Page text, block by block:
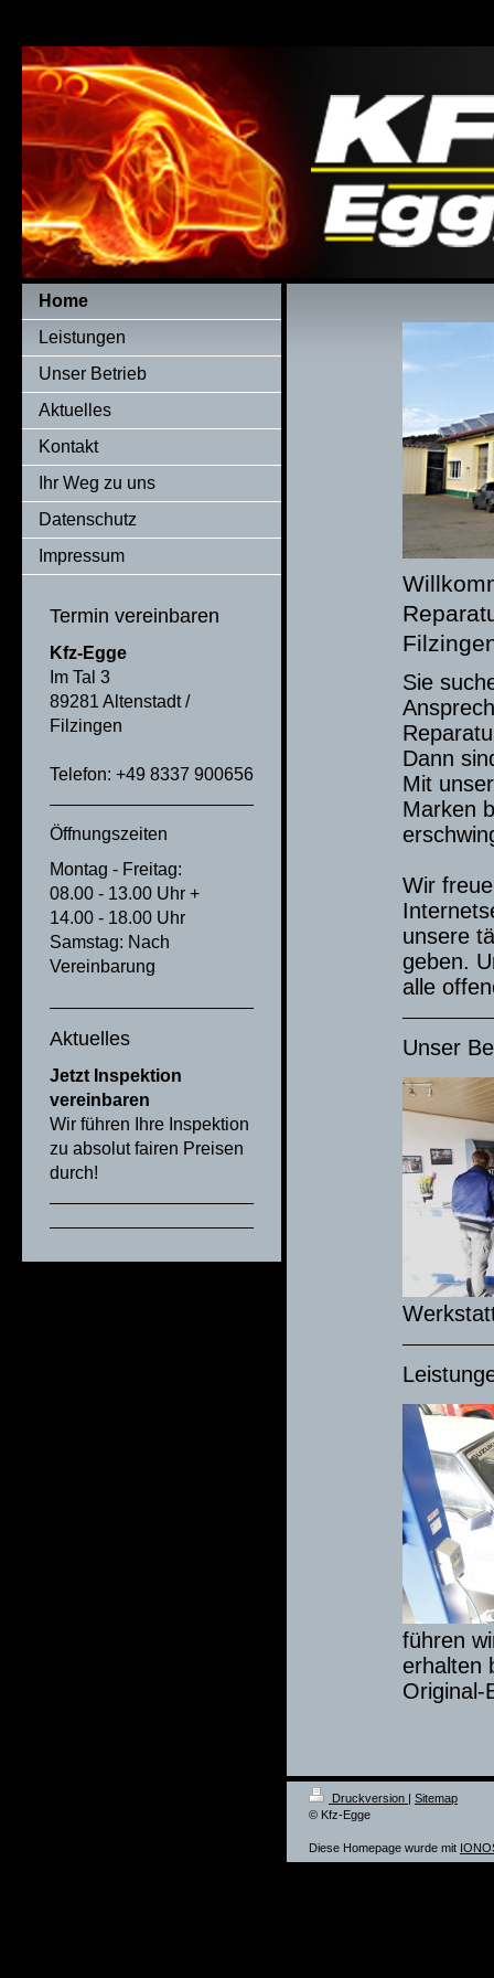
Home
Leistungen
Unser Betrieb
Aktuelles
Kontakt
Ihr Weg zu uns
Datenschutz
Impressum
Termin vereinbaren
Kfz-Egge
Im Tal 3
89281 Altenstadt /
Filzingen
Telefon: +49 8337 900656
Öffnungszeiten
Montag - Freitag:
08.00 - 13.00 Uhr +
14.00 - 18.00 Uhr
Samstag: Nach
Vereinbarung
Aktuelles
Jetzt Inspektion
vereinbaren
Wir führen Ihre Inspektion
zu absolut fairen Preisen
durch!
Sie
Dann
Mit
Marken
Wir
unsere
geben.
alle
Unser
führen
erhalten
Druckversion | Sitemap
© Kfz-Egge
Diese Homepage wurde mit